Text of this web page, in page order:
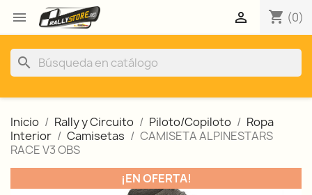
 shopping_cart (0)

search
Inicio Rally y Circuito Piloto/Copiloto
Ropa
Interior
Camisetas
CAMISETA ALPINESTARS
RACE V3 OBS
¡EN OFERTA!